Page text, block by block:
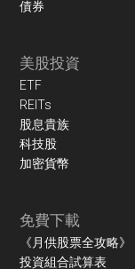
債券
美股投資
ETF
REITs
股息貴族
科技股
加密貨幣
免費下載
《月供股票全攻略》
投資組合試算表